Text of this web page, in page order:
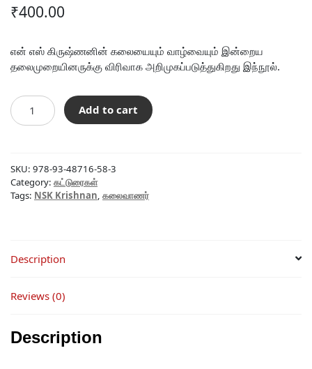
₹400.00
என் எஸ் கிருஷ்ணனின் கலையையும் வாழ்வையும் இன்றைய
தலைமுறையினருக்கு விரிவாக அறிமுகப்படுத்துகிறது இந்நூல்.
கலைவாணர்
என்.எஸ்.கிருஷ்ணன்
quantity
Add to cart
SKU: 978-93-48716-58-3
Category: கட்டுரைகள்
Tags: NSK Krishnan, கலைவாணர்
Description
Reviews (0)
Description